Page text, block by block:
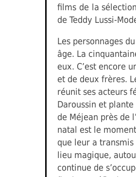
films de la
de Teddy Lussi-
Les personnages
âge. La
eux. C’est encore
et de deux frères.
réunit ses acteurs
Daroussin et
de Méjean près de
natal est le
que leur a
lieu magique,
continue de